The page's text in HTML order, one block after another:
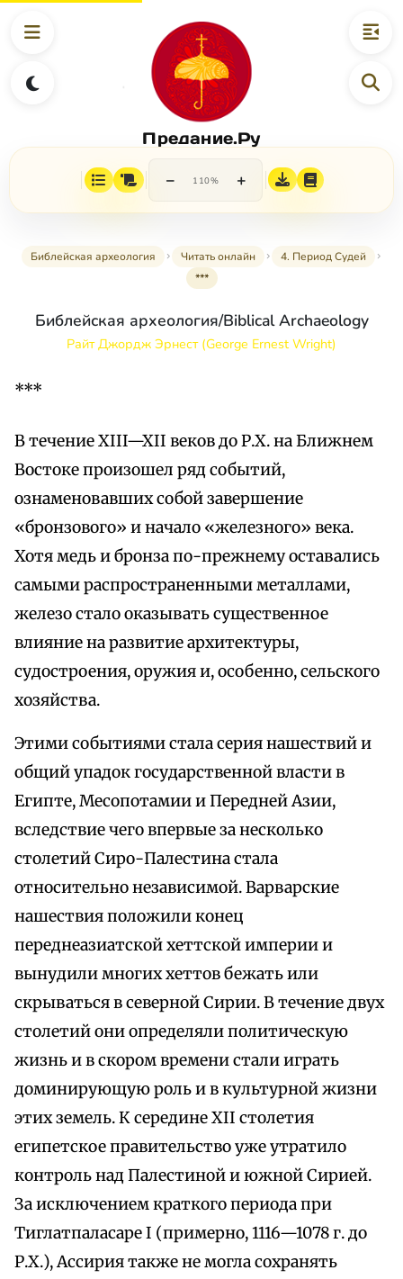
Предание.Ру
− 110% +
Библейская археология Читать онлайн
4. Период Судей
***
Библейская археология/Biblical Archaeology
Райт Джордж Эрнест (George Ernest Wright)
***
В течение XIII—XII веков до Р.Х. на Ближнем
Востоке произошел ряд событий,
ознаменовавших собой завершение
«бронзового» и начало «железного» века.
Хотя медь и бронза по-прежнему оставались
самыми распространенными металлами,
железо стало оказывать существенное
влияние на развитие архитектуры,
судостроения, оружия и, особенно, сельского
хозяйства.
Этими событиями стала серия нашествий и
общий упадок государственной власти в
Египте, Месопотамии и Передней Азии,
вследствие чего впервые за несколько
столетий Сиро-Палестина стала
относительно независимой. Варварские
нашествия положили конец
переднеазиатской хеттской империи и
вынудили многих хеттов бежать или
скрываться в северной Сирии. В течение двух
столетий они определяли политическую
жизнь и в скором времени стали играть
доминирующую роль и в культурной жизни
этих земель. К середине XII столетия
египетское правительство уже утратило
контроль над Палестиной и южной Сирией.
За исключением краткого периода при
Тиглатпаласаре I (примерно, 1116—1078 г. до
Р.Х.), Ассирия также не могла сохранять